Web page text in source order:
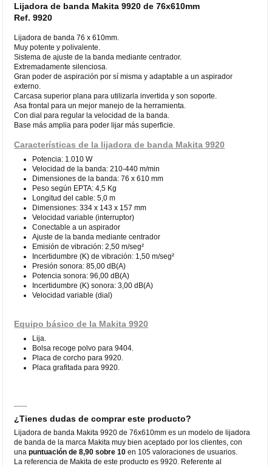
Lijadora de banda Makita 9920 de 76x610mm
Ref. 9920
Lijadora de banda 76 x 610mm.
Muy potente y polivalente.
Sistema de ajuste de la banda mediante centrador.
Extremadamente silenciosa.
Gran poder de aspiración por sí misma y adaptable a un aspirador
externo.
Carcasa superior plana para utilizarla invertida y son soporte.
Asa frontal para un mejor manejo de la herramienta.
Con dial para regular la velocidad de la banda.
Base más amplia para poder lijar más superficie.
Características de la lijadora de banda Makita 9920
Potencia: 1.010 W
Velocidad de la banda: 210-440 m/min
Dimensiones de la banda: 76 x 610 mm
Peso según EPTA: 4,5 Kg
Longitud del cable: 5,0 m
Dimensiones: 334 x 143 x 157 mm
Velocidad variable (interruptor)
Conectable a un aspirador
Ajuste de la banda mediante centrador
Emisión de vibración: 2,50 m/seg²
Incertidumbre (K) de vibración: 1,50 m/seg²
Presión sonora: 85,00 dB(A)
Potencia sonora: 96,00 dB(A)
Incertidumbre (K) sonora: 3,00 dB(A)
Velocidad variable (dial)
Equipo básico de la Makita 9920
Lija.
Bolsa recoge polvo para 9404.
Placa de corcho para 9920.
Placa grafitada para 9920.
¿Tienes dudas de comprar este producto?
Lijadora de banda Makita 9920 de 76x610mm es un modelo de lijadora
de banda de la marca Makita muy bien aceptado por los clientes, con
unapuntuación de 8,90 sobre 10 en 105 valoraciones de usuarios.
La referencia de Makita de este producto es 9920. Referente al